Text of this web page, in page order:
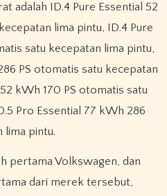
adalah ID.4 Pure Essential 52
lima pintu, ID.4 Pure
satu kecepatan lima pintu,
PS otomatis satu kecepatan
kWh 170 PS otomatis satu
Pro Essential 77 kWh 286
lima pintu.
pertama Volkswagen, dan
dari merek tersebut,